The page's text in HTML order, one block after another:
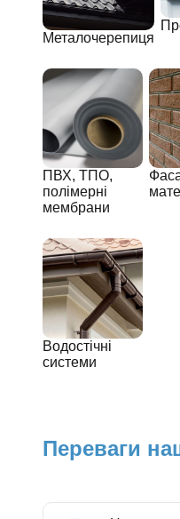
Металочерепиця
ПВХ, ТПО,
полімерні
мембрани
Водостічні
системи
Переваги